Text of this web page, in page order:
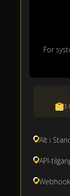
For
3
Alt i
API-